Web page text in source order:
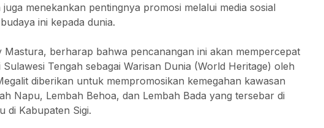
menekankan pentingnya promosi melalui media sosial
ini kepada dunia.
Mastura, berharap bahwa pencanangan ini akan mempercepat
Tengah sebagai Warisan Dunia (World Heritage) oleh
diberikan untuk mempromosikan kemegahan kawasan
Napu, Lembah Behoa, dan Lembah Bada yang tersebar di
di Kabupaten Sigi.